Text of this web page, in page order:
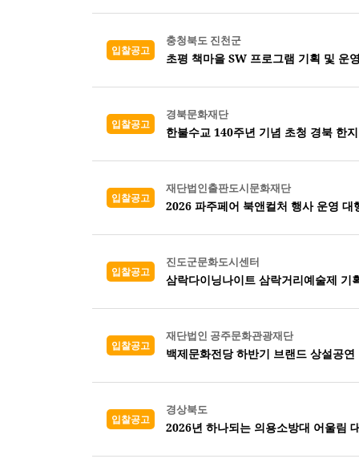
입찰공고
충청북도 진천군
초평 책마을 SW 프로그램 기획 및 운
입찰공고
경북문화재단
한불수교 140주년 기념 초청 경북 한
입찰공고
재단법인출판도시문화재단
2026 파주페어 북앤컬처 행사 운영 대
입찰공고
진도군문화도시센터
삼락다이닝나이트 삼락거리예술제 기
입찰공고
재단법인 공주문화관광재단
백제문화전당 하반기 브랜드 상설공
입찰공고
경상북도
2026년 하나되는 의용소방대 어울림